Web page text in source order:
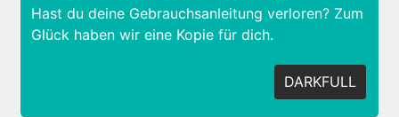
Hast du deine Gebrauchsanleitung verloren? Zum
Glück haben wir eine Kopie für dich.
DARKFULL